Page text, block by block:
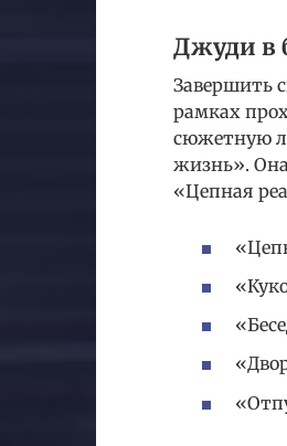
Джуди в
Завершить
рамках
сюжетную
жизнь».
«Цепная